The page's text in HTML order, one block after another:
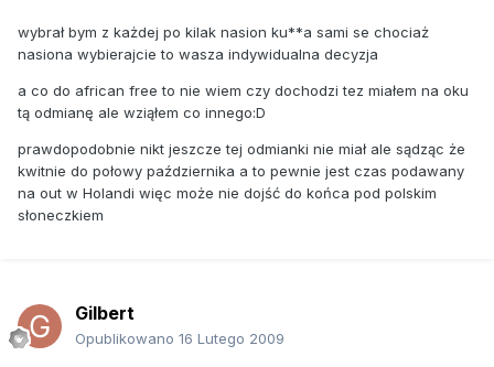
wybrał bym z każdej po kilak nasion ku**a sami se chociaż
nasiona wybierajcie to wasza indywidualna decyzja
a co do african free to nie wiem czy dochodzi tez miałem na oku
tą odmianę ale wziąłem co innego:D
prawdopodobnie nikt jeszcze tej odmianki nie miał ale sądząc że
kwitnie do połowy października a to pewnie jest czas podawany
na out w Holandi więc może nie dojść do końca pod polskim
słoneczkiem
Gilbert
Opublikowano 16 Lutego 2009